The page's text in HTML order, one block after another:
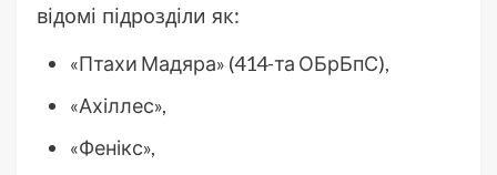
відомі підрозділи як:
«Птахи Мадяра» (414-та ОБрБпС),
«Ахіллес»,
«Фенікс»,